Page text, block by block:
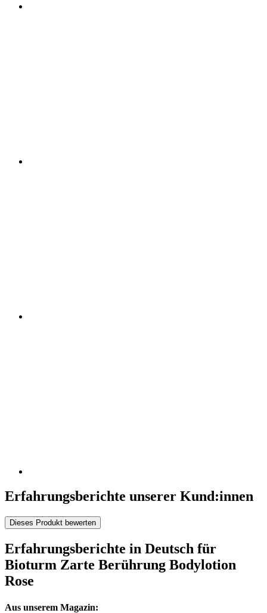
Erfahrungsberichte unserer Kund:innen
Dieses Produkt bewerten
Erfahrungsberichte in Deutsch für
Bioturm Zarte Berührung Bodylotion
Rose
Aus unserem Magazin: